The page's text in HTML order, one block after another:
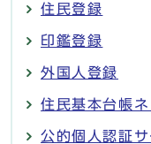
住民登録
印鑑登録
外国人登録
住民基本台帳
公的個人認証サ